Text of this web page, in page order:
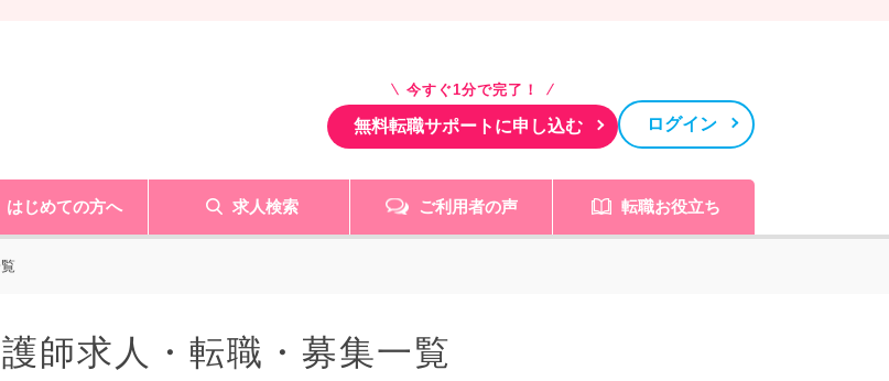
今すぐ1分で完了！
無料転職サポートに申し込む ログイン
はじめての方へ 求人検索 ご利用者の声 転職お役立ち
師求人・転職・募集一覧